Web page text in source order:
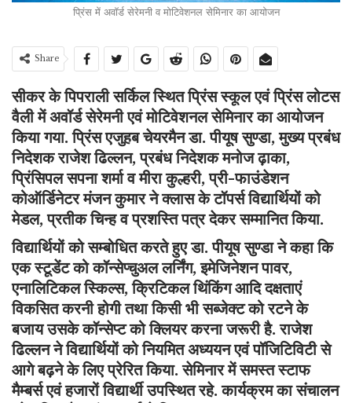
प्रिंस में अवॉर्ड सेरेमनी व मोटिवेशनल सेमिनार का आयोजन
Share
सीकरकेपिपराली सर्किलस्थित प्रिंस स्कूल एवं प्रिंस लोटस
वैली में अवॉर्ड सेरेमनी एवं मोटिवेशनल सेमिनार का आयोजन
किया गया. प्रिंस एजुहब चेयरमैन डा. पीयूष सुण्डा, मुख्य प्रबंध
निदेशक राजेश ढिल्लन, प्रबंध निदेशक मनोज ढ़ाका,
प्रिंसिपल सपना शर्मा व मीरा कुल्हरी, प्री-फाउंडेशन
कोऑर्डिनेटर मंजन कुमार ने क्लास के टॉपर्स विद्यार्थियों को
मेडल, प्रतीक चिन्ह व प्रशस्ति पत्र देकर सम्मानित किया.
विद्यार्थियों को सम्बोधित करते हुए डा. पीयूष सुण्डा ने कहा कि
एक स्टूडेंट को कॉन्सेप्चुअल लर्निंग, इमेजिनेशन पावर,
एनालिटिकल स्किल्स, क्रिटिकल थिंकिंग आदि दक्षताएं
विकसित करनी होगी तथा किसी भी सब्जेक्ट को रटने के
बजाय उसके कॉन्सेप्ट को क्लियर करना जरूरी है. राजेश
ढिल्लन ने विद्यार्थियों को नियमित अध्ययन एवं पॉजिटिविटी से
आगे बढ़ने के लिए प्रेरित किया. सेमिनार में समस्त स्टाफ
मैम्बर्स एवं हजारों विद्यार्थी उपस्थित रहे. कार्यक्रम का संचालन